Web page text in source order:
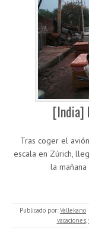
[India]
Tras coger el
escala en Zúrich,
la
Publicado por: Vallekano
vacaciones,